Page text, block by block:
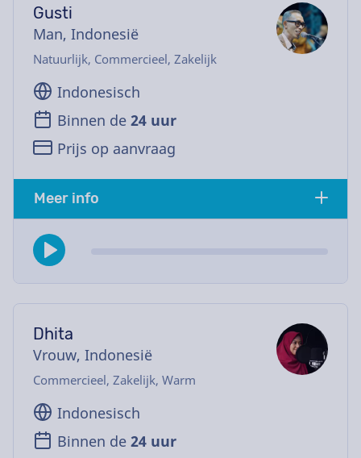
Gusti
Man, Indonesië
Natuurlijk, Commercieel, Zakelijk
Indonesisch
Binnen de 24 uur
Prijs op aanvraag
Meer info
Dhita
Vrouw, Indonesië
Commercieel, Zakelijk, Warm
Indonesisch
Binnen de 24 uur